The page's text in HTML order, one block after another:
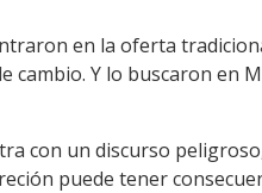
en la oferta
Y lo buscaron en
con un discurso
puede tener